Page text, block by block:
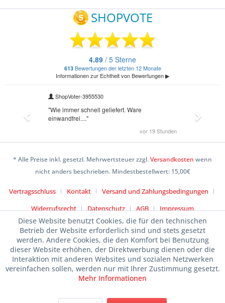
* Alle Preise inkl. gesetzl. Mehrwertsteuer zzgl.Versandkosten wenn
nicht anders beschrieben. Mindestbestellwert: 15,00€
Vertragsschluss Kontakt
Versand und Zahlungsbedingungen
Widerrufsrecht
Datenschutz AGB Impressum
Diese Website benutzt Cookies, die für den technischen
Betrieb der Website erforderlich sind und stets gesetzt
werden. Andere Cookies, die den Komfort bei Benutzung
dieser Website erhöhen, der Direktwerbung dienen oder die
Interaktion mit anderen Websites und sozialen Netzwerken
vereinfachen sollen, werden nur mit Ihrer Zustimmung gesetzt.
Mehr Informationen